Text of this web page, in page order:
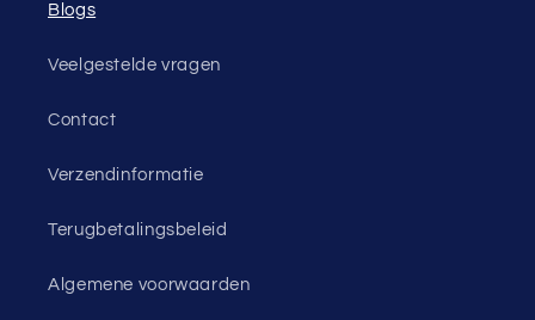
Blogs
Veelgestelde vragen
Contact
Verzendinformatie
Terugbetalingsbeleid
Algemene voorwaarden